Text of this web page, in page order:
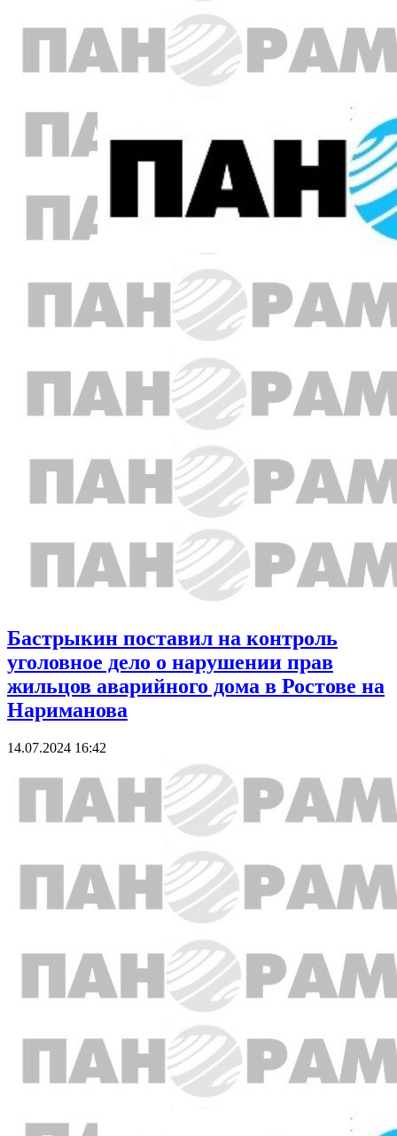
Бастрыкин поставил на контроль
уголовное дело о нарушении прав
жильцов аварийного дома в Ростове на
Нариманова
14.07.2024 16:42